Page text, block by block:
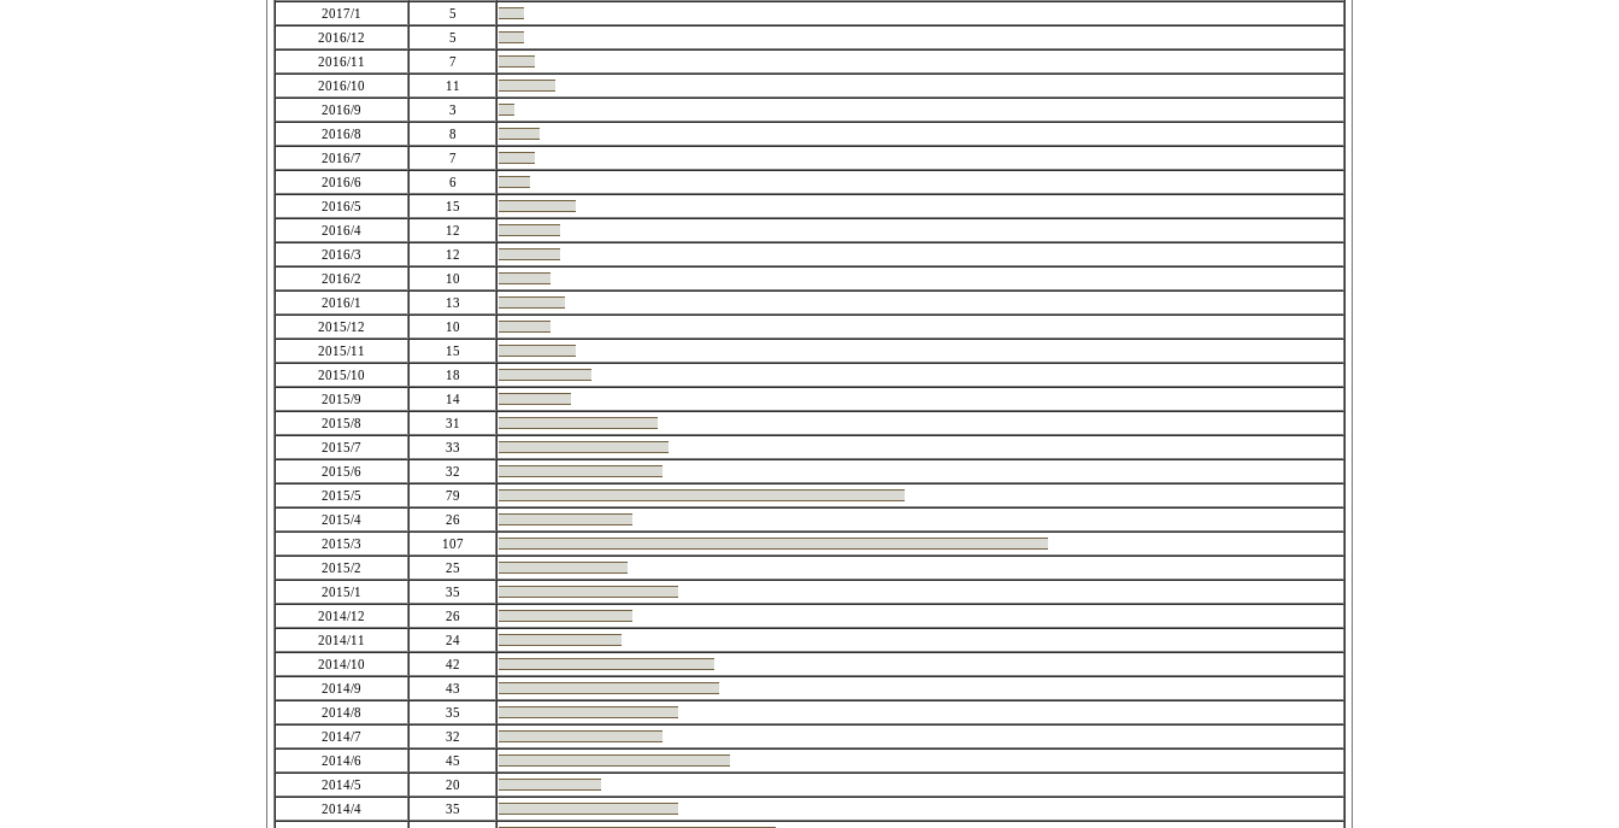
2017/1
5
2016/12
5
2016/11
7
2016/10
11
2016/9
3
2016/8
8
2016/7
7
2016/6
6
2016/5
15
2016/4
12
2016/3
12
2016/2
10
2016/1
13
2015/12
10
2015/11
15
2015/10
18
2015/9
14
2015/8
31
2015/7
33
2015/6
32
2015/5
79
2015/4
26
2015/3
107
2015/2
25
2015/1
35
2014/12
26
2014/11
24
2014/10
42
2014/9
43
2014/8
35
2014/7
32
2014/6
45
2014/5
20
2014/4
35